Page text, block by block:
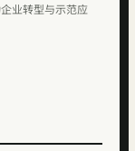
业转型与示范应